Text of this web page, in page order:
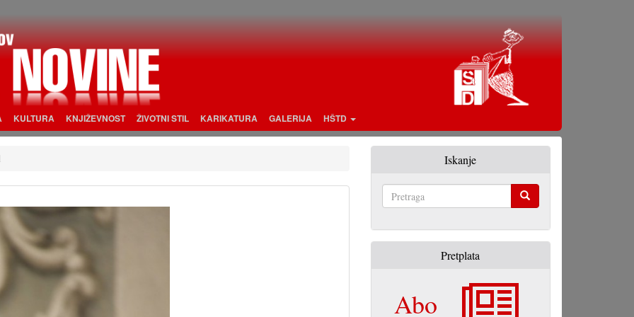
KULTURA KNJIŽEVNOST ŽIVOTNI STIL KARIKATURA GALERIJA HŠTD
Iskanje
Pretplata
Abo